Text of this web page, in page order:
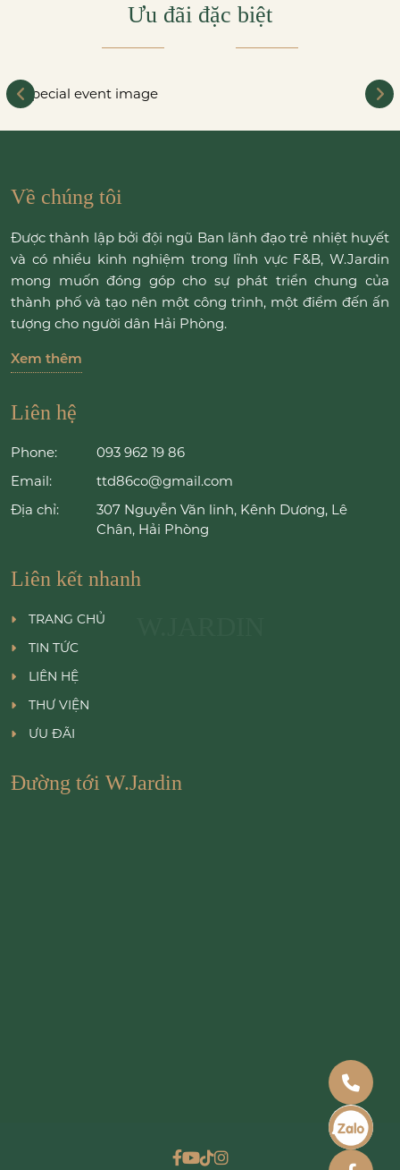
Ưu đãi đặc biệt
Về chúng tôi
Được thành lập bởi đội ngũ Ban lãnh đạo trẻ nhiệt huyết
và có nhiều kinh nghiệm trong lĩnh vực F&B, W.Jardin
mong muốn đóng góp cho sự phát triển chung của
thành phố và tạo nên một công trình, một điểm đến ấn
tượng cho người dân Hải Phòng.
Xem thêm
Liên hệ
Phone:
093 962 19 86
Email:
ttd86co@gmail.com
Địa chỉ:
307 Nguyễn Văn linh, Kênh Dương, Lê
Chân, Hải Phòng
Liên kết nhanh
TRANG CHỦ
TIN TỨC
LIÊN HỆ
THƯ VIỆN
ƯU ĐÃI
Đường tới W.Jardin